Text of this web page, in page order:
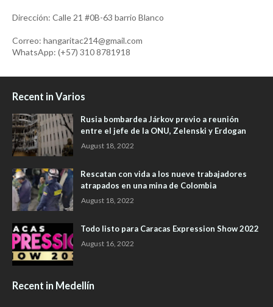
Dirección: Calle 21 #0B-63 barrio Blanco
Correo: hangaritac214@gmail.com
WhatsApp: (+57) 310 8781918
Recent in Varios
Rusia bombardea Járkov previo a reunión
entre el jefe de la ONU, Zelenski y Erdogan
August 18, 2022
Rescatan con vida a los nueve trabajadores
atrapados en una mina de Colombia
August 18, 2022
Todo listo para Caracas Expression Show 2022
August 16, 2022
Recent in Medellín